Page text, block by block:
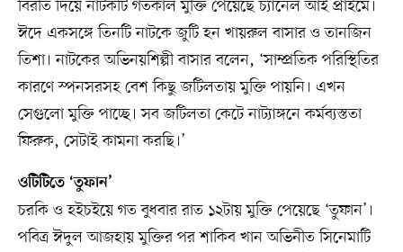
বিরতি দিয়ে নাটকটি গতকাল মুক্তি পেয়েছে চ্যানেল আই প্রাইমে।
ঈদে একসঙ্গে তিনটি নাটকে জুটি হন খায়রুল বাসার ও তানজিন
তিশা। নাটকের অভিনয়শিল্পী বাসার বলেন, ‘সাম্প্রতিক পরিস্থিতির
কারণে স্পনসরসহ বেশ কিছু জটিলতায় মুক্তি পায়নি। এখন
সেগুলো মুক্তি পাচ্ছে। সব জটিলতা কেটে নাট্যাঙ্গনে কর্মব্যস্ততা
ফিরুক, সেটাই কামনা করছি।’
ওটিটিতে ‘তুফান’
চরকি ও হইচইয়ে গত বুধবার রাত ১২টায় মুক্তি পেয়েছে ‘তুফান’।
পবিত্র ঈদুল আজহায় মুক্তির পর শাকিব খান অভিনীত সিনেমাটি